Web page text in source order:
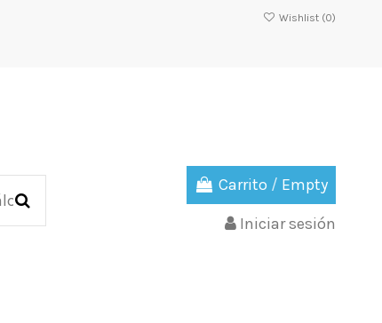
Wishlist (0)
Carrito / Empty
Iniciar sesión